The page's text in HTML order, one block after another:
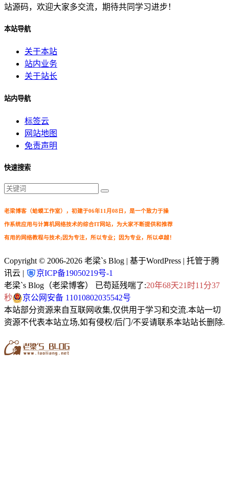
站源码，欢迎大家多交流，期待共同学习进步！
本站导航
关于本站
站内业务
关于站长
站内导航
标签云
网站地图
免责声明
快速搜索
老梁博客（蛤蟆工作室），初建于06年11月08日，是一个致力于操
作系统应用与计算机网络技术的综合IT网站，为大家不断提供和推荐
有用的网络教程与技术;因为专注，所以专业；因为专业，所以卓越！
Copyright © 2006-2026 老梁`s Blog | 基于WordPress | 托管于腾
讯云 |
京ICP备19050219号-1
老梁`s Blog（老梁博客） 已苟延残喘了:20年68天21时11分39
秒
京公网安备 11010802035542号
本站部分资源来自互联网收集,仅供用于学习和交流.本站一切
资源不代表本站立场,如有侵权/后门/不妥请联系本站站长删除.